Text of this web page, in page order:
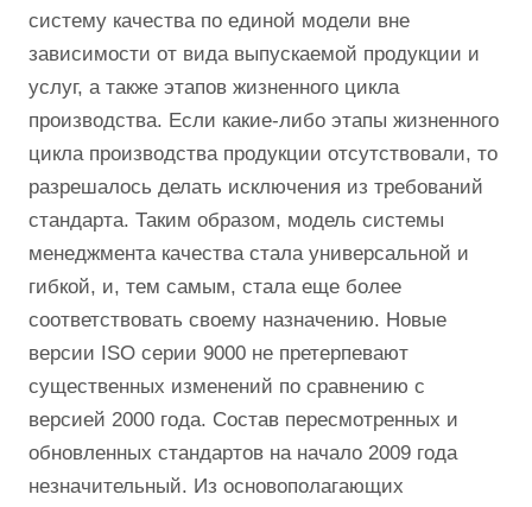
систему качества по единой модели вне
зависимости от вида выпускаемой продукции и
услуг, а также этапов жизненного цикла
производства. Если какие-либо этапы жизненного
цикла производства продукции отсутствовали, то
разрешалось делать исключения из требований
стандарта. Таким образом, модель системы
менеджмента качества стала универсальной и
гибкой, и, тем самым, стала еще более
соответствовать своему назначению. Новые
версии ISO серии 9000 не претерпевают
существенных изменений по сравнению с
версией 2000 года. Состав пересмотренных и
обновленных стандартов на начало 2009 года
незначительный. Из основополагающих